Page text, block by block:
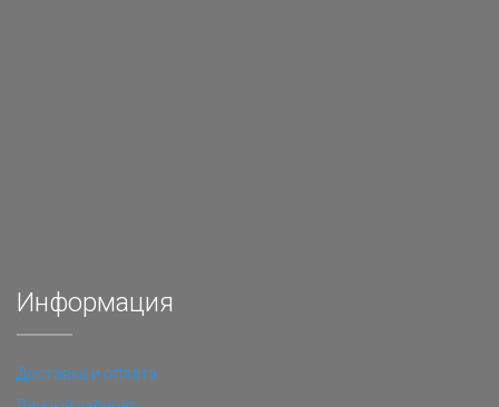
Информация
Доставка и оплата